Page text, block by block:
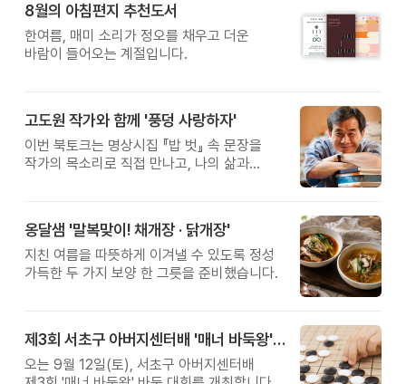
8월의 아침편지 추천도서
한여름, 매미 소리가 정오를 채우고 더운
바람이 들어오는 계절입니다.
고도원 작가와 함께 '풍덩 사랑하자'
이번 북토크는 명상시집 『밥 벗』 속 문장을
작가의 목소리로 직접 만나고, 나의 삶과
옹달샘 '말복맞이! 채개장 · 닭개장'
지친 여름을 따뜻하게 이겨낼 수 있도록 정성
가득한 두 가지 보양 한 그릇을 준비했습니다.
제3회 서초구 아버지센터배 '매너 바둑왕' 대회
오는 9월 12일(토), 서초구 아버지센터배